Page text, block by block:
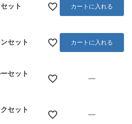
ット カートに入れる
セット カートに入れる
セット
—
セット
—